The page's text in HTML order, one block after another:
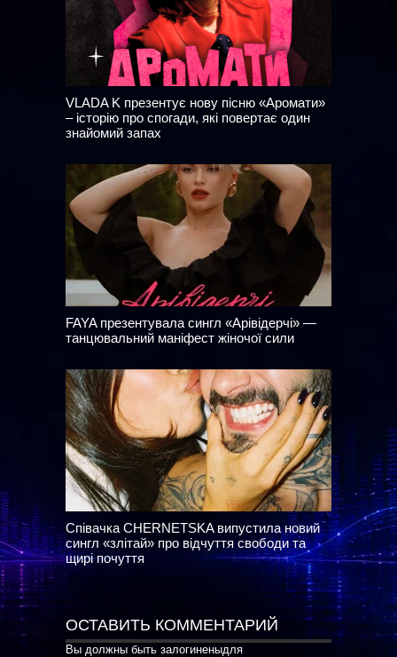
VLADA K презентує нову пісню «Аромати»
– історію про спогади, які повертає один
знайомий запах
FAYA презентувала сингл «Арівідерчі» —
танцювальний маніфест жіночої сили
Співачка CHERNETSKA випустила новий
сингл «злітай» про відчуття свободи та
щирі почуття
ОСТАВИТЬ КОММЕНТАРИЙ
Вы должны быть залогиненыдля